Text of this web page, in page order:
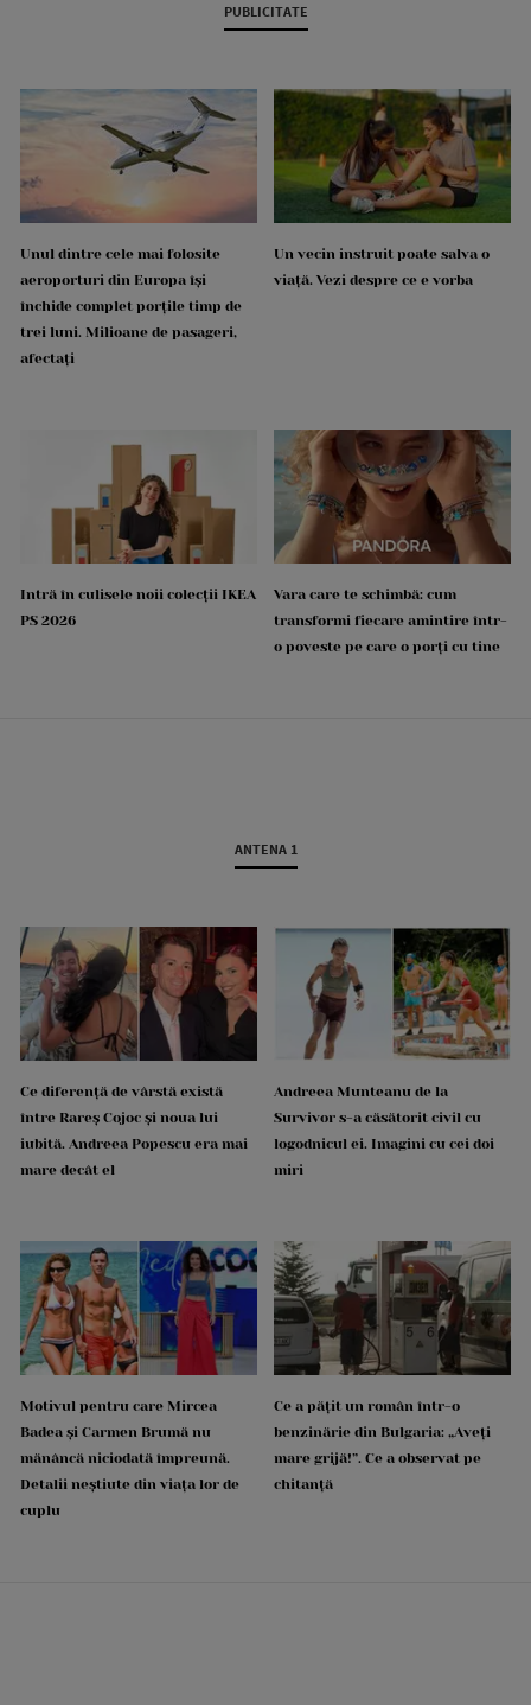
PUBLICITATE
Unul dintre cele mai folosite
aeroporturi din Europa își
închide complet porțile timp de
trei luni. Milioane de pasageri,
afectați
Un vecin instruit poate salva o
viață. Vezi despre ce e vorba
Intră în culisele noii colecții IKEA
PS 2026
Vara care te schimbă: cum
transformi fiecare amintire într-
o poveste pe care o porți cu tine
ANTENA 1
Ce diferență de vârstă există
între Rareș Cojoc și noua lui
iubită. Andreea Popescu era mai
mare decât el
Andreea Munteanu de la
Survivor s-a căsătorit civil cu
logodnicul ei. Imagini cu cei doi
miri
Motivul pentru care Mircea
Badea și Carmen Brumă nu
mănâncă niciodată împreună.
Detalii neștiute din viața lor de
cuplu
Ce a pățit un român într-o
benzinărie din Bulgaria: „Aveți
mare grijă!”. Ce a observat pe
chitanță